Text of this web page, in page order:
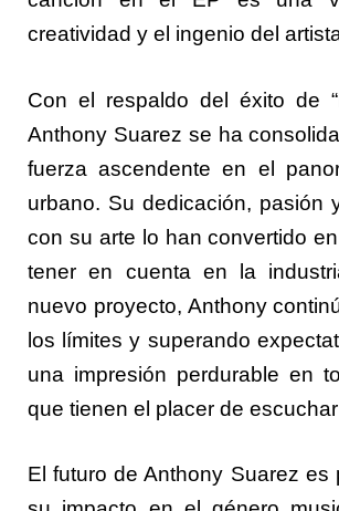
creatividad y el ingenio del
Con el respaldo del éxito de
Anthony Suarez se ha
fuerza ascendente en el
urbano. Su dedicación, pasión
con su arte lo han convertido
tener en cuenta en la
nuevo proyecto, Anthony
los límites y superando
una impresión perdurable en
que tienen el placer de
El futuro de Anthony Suarez es